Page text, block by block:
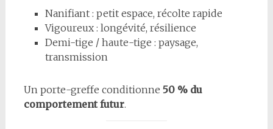
Nanifiant : petit espace, récolte rapide
Vigoureux : longévité, résilience
Demi-tige / haute-tige : paysage,
transmission
Un porte-greffe conditionne 50 % du
comportement futur.